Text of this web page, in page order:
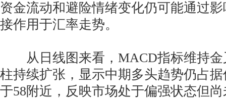
资金流动和避险情绪变化仍可能通过
接作用于汇率走势。
从日线图来看，MACD指标维持金
柱持续扩张，显示中期多头趋势仍占
于58附近，反映市场处于偏强状态但